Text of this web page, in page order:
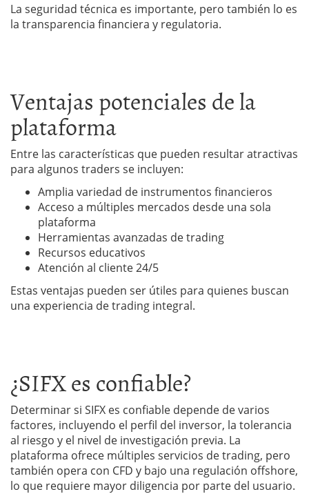
La seguridad técnica es importante, pero también lo es
la transparencia financiera y regulatoria.
Ventajas potenciales de la
plataforma
Entre las características que pueden resultar atractivas
para algunos traders se incluyen:
Amplia variedad de instrumentos financieros
Acceso a múltiples mercados desde una sola
plataforma
Herramientas avanzadas de trading
Recursos educativos
Atención al cliente 24/5
Estas ventajas pueden ser útiles para quienes buscan
una experiencia de trading integral.
¿SIFX es confiable?
Determinar si SIFX es confiable depende de varios
factores, incluyendo el perfil del inversor, la tolerancia
al riesgo y el nivel de investigación previa. La
plataforma ofrece múltiples servicios de trading, pero
también opera con CFD y bajo una regulación offshore,
lo que requiere mayor diligencia por parte del usuario.